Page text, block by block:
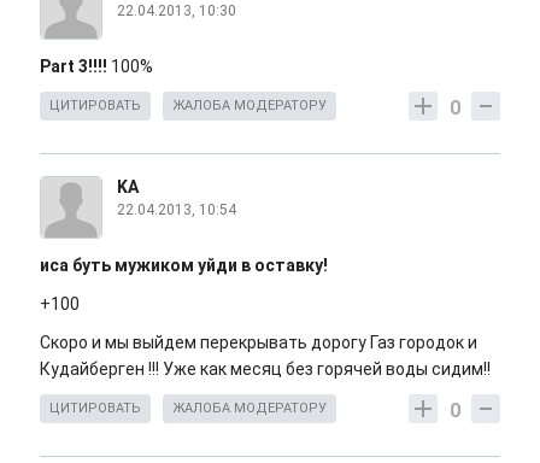
22.04.2013, 10:30
Part 3!!!! 100%
0
ЦИТИРОВАТЬ ЖАЛОБА МОДЕРАТОРУ
KA
22.04.2013, 10:54
иса буть мужиком уйди в оставку!
+100
Скоро и мы выйдем перекрывать дорогу Газ городок и
Кудайберген !!! Уже как месяц без горячей воды сидим!!
0
ЦИТИРОВАТЬ ЖАЛОБА МОДЕРАТОРУ